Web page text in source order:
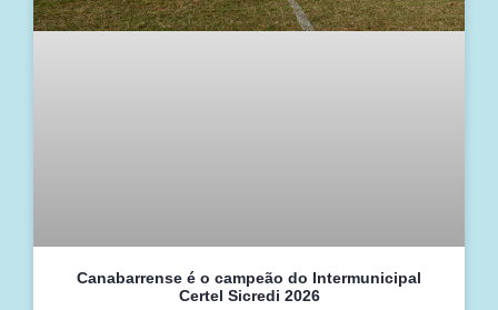
Canabarrense é o campeão do Intermunicipal
Certel Sicredi 2026